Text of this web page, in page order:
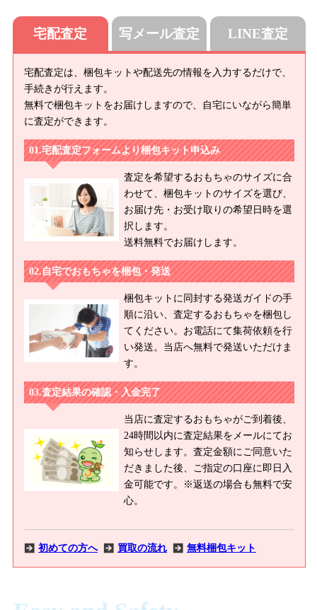
宅配査定
宅配査定は、梱包キットや配送先の情報を入力するだけで、
手続きが行えます。
無料で梱包キットをお届けしますので、自宅にいながら簡単
に査定ができます。
宅配査定フォームより梱包キット申込み
査定を希望するおもちゃのサイズに合
わせて、梱包キットのサイズを選び、
お届け先・お受け取りの希望日時を選
択します。
送料無料でお届けします。
自宅でおもちゃを梱包・発送
梱包キットに同封する発送ガイドの手
順に沿い、査定するおもちゃを梱包し
てください。お電話にて集荷依頼を行
い発送。当店へ無料で発送いただけま
す。
査定結果の確認・入金完了
当店に査定するおもちゃがご到着後、
24時間以内に査定結果をメールにてお
知らせします。査定金額にご同意いた
だきました後、ご指定の口座に即日入
金可能です。※返送の場合も無料で安
心。
初めての方へ 買取の流れ 無料梱包キット
写メール査定 LINE査定